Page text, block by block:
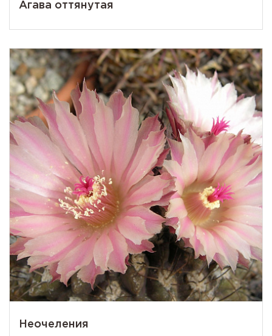
Агава оттянутая
Неочеления